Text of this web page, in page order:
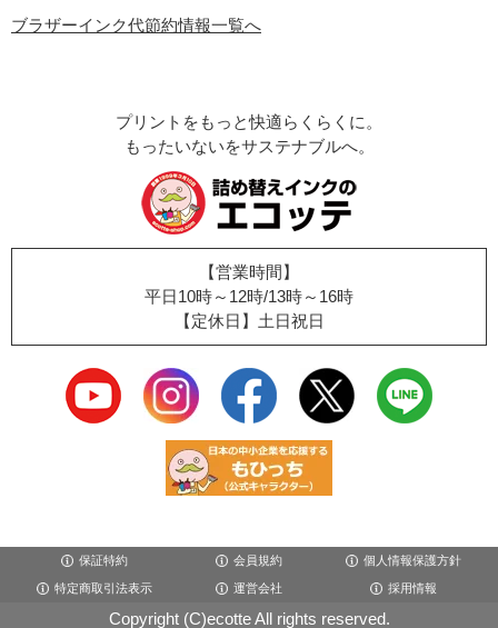
ブラザーインク代節約情報一覧へ
プリントをもっと快適らくらくに。
もったいないをサステナブルへ。
【営業時間】
平日10時～12時/13時～16時
【定休日】土日祝日
保証特約 会員規約 個人情報保護方針
特定商取引法表示 運営会社 採用情報
Copyright (C)ecotte All rights reserved.